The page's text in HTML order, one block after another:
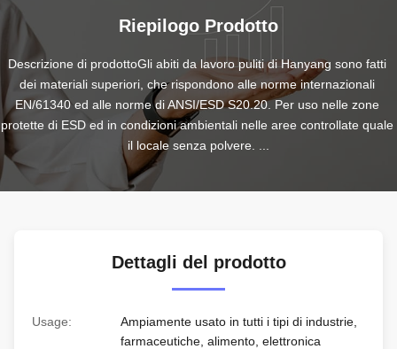
Riepilogo Prodotto
Descrizione di prodottoGli abiti da lavoro puliti di Hanyang sono fatti
dei materiali superiori, che rispondono alle norme internazionali
EN/61340 ed alle norme di ANSI/ESD S20.20. Per uso nelle zone
protette di ESD ed in condizioni ambientali nelle aree controllate quale
il locale senza polvere. ...
Dettagli del prodotto
Usage:
Ampiamente usato in tutti i tipi di industrie,
farmaceutiche, alimento, elettronica